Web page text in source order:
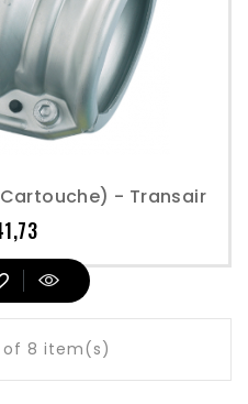
- Transair
Prijs
of 8 item(s)